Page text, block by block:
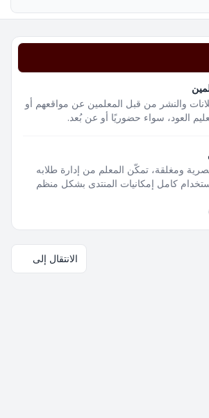
والنشر من قبل المعلمين عن مواقعهم أو
العود، سواء حضوريًا أو عن بُعد.
ومغلقة، تمكّن المعلم من إدارة طلابه
كامل إمكانيات المنتدى بشكل منظم
الانتقال إلى